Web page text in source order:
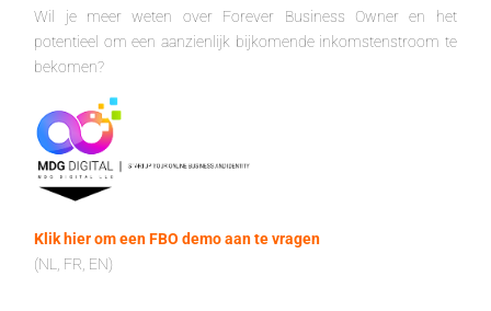
Wil je meer weten over Forever Business Owner en het
potentieel om een aanzienlijk bijkomende inkomstenstroom te
bekomen?
Klik hier om een FBO demo aan te vragen
(NL, FR, EN)